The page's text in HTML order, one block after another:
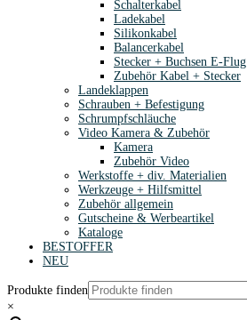
Schalterkabel
Ladekabel
Silikonkabel
Balancerkabel
Stecker + Buchsen E-Flug
Zubehör Kabel + Stecker
Landeklappen
Schrauben + Befestigung
Schrumpfschläuche
Video Kamera & Zubehör
Kamera
Zubehör Video
Werkstoffe + div. Materialien
Werkzeuge + Hilfsmittel
Zubehör allgemein
Gutscheine & Werbeartikel
Kataloge
BESTOFFER
NEU
Produkte finden
×